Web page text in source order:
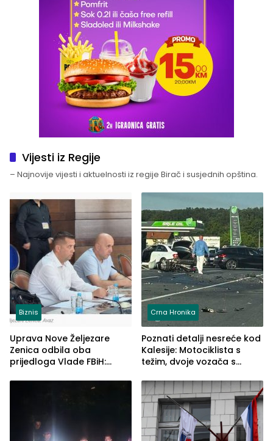
Vijesti iz Regije
– Najnovije vijesti i aktuelnosti iz regije Birač i susjednih opština.
Biznis
Uprava Nove Željezare
Zenica odbila oba
prijedloga Vlade FBiH:
rješenje
Crna Hronika
Poznati detalji nesreće kod
Kalesije: Motociklista s
težim, dvoje vozača s